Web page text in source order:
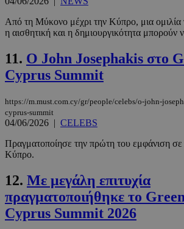
Από τη Μύκονο μέχρι την Κύπρο, μια ομιλία
η αισθητική και η δημιουργικότητα μπορούν
11. Ο John Josephakis στο
Cyprus Summit
https://m.must.com.cy/gr/people/celebs/o-john-
cyprus-summit
04/06/2026 | CELEBS
Πραγματοποίησε την πρώτη του εμφάνιση σε
Κύπρο.
12. Με μεγάλη επιτυχία
πραγματοποιήθηκε το
Cyprus Summit 2026